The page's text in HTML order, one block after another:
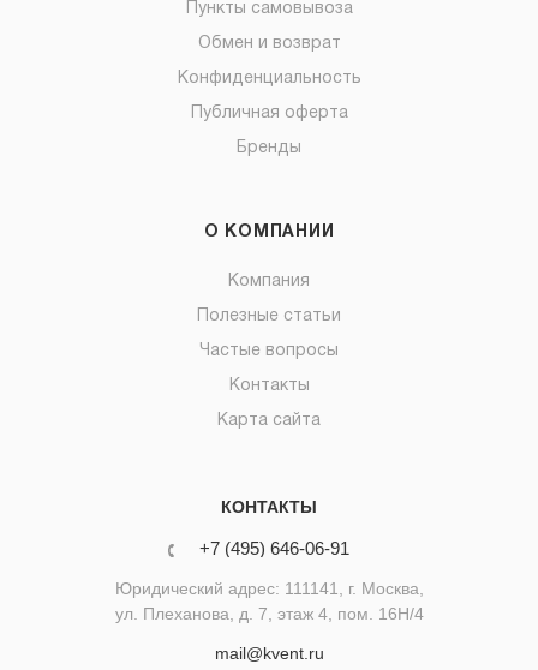
Пункты самовывоза
Обмен и возврат
Конфиденциальность
Публичная оферта
Бренды
О КОМПАНИИ
Компания
Полезные статьи
Частые вопросы
Контакты
Карта сайта
КОНТАКТЫ
+7 (495) 646-06-91
Юридический адрес: 111141, г. Москва,
ул. Плеханова, д. 7, этаж 4, пом. 16Н/4
mail@kvent.ru